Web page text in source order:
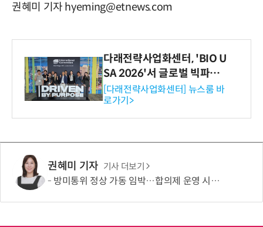
권혜미 기자 hyeming@etnews.com
다래전략사업화센터, 'BIO U
SA 2026'서 글로벌 빅파마
와의 비즈니스 미팅 지원…K
-바이오 해외 진출 교두보 확
보
[다래전략사업화센터] 뉴스룸 바
로가기>
권혜미 기자 기사 더보기
방미통위 정상 가동 임박…합의제 운영 시험대